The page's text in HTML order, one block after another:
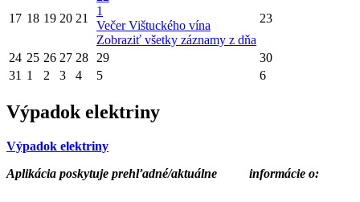
17 18 19 20 21
1
Večer Vištuckého vína
Zobraziť všetky záznamy z dňa
23
24 25 26 27 28 29
30
31 1 2 3 4 5 6
Výpadok elektriny
Výpadok elektriny
Aplikácia poskytuje prehľadné/aktuálne informácie o: